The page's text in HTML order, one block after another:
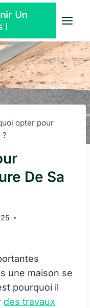
Un
!
opter pour
?
De Sa
une maison se
pourquoi il
des travaux